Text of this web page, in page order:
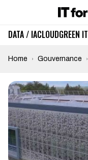
DATA / IACLOUDGREEN IT
Home Gouvernance